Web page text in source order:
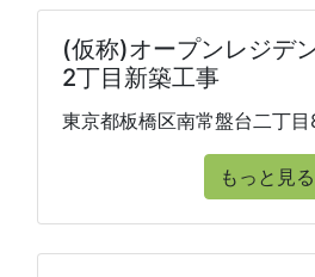
(仮称)オープンレジデ
2丁目新築工事
東京都板橋区南常盤台二丁目
もっと見る